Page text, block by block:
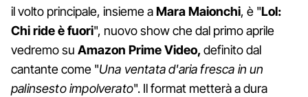
il volto principale, insieme aMara Maionchi, è "Lol:
Chi ride è fuori", nuovo show che dal primo aprile
vedremo su Amazon Prime Video, definito dal
cantante come "Una ventata d'aria fresca in un
palinsesto impolverato". Il format metterà a dura